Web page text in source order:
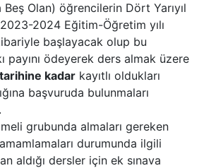
Beş Olan) öğrencilerin Dört Yarıyıl
2023-2024 Eğitim-Öğretim yılı
başlayacak olup bu
payını ödeyerek ders almak üzere
kadar kayıtlı oldukları
başvuruda bulunmaları
grubunda almaları gereken
durumunda ilgili
aldığı dersler için ek sınava